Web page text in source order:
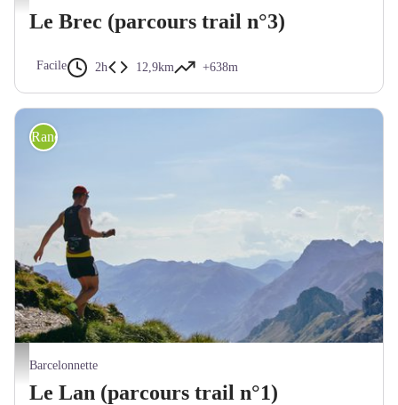
Le Brec (parcours trail n°3)
Facile 2h 12,9km +638m
Akuna
Randonnée trail
Barcelonnette
Le Lan (parcours trail n°1)